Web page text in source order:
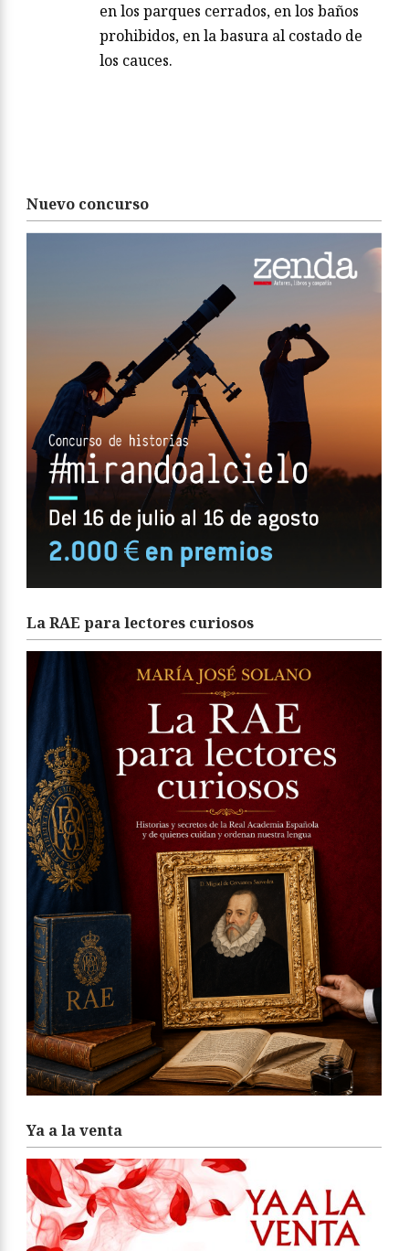
en los parques cerrados, en los baños
prohibidos, en la basura al costado de
los cauces.
Nuevo concurso
La RAE para lectores curiosos
Ya a la venta